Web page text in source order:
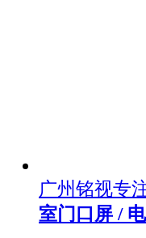
广州铭视专
室门口屏 /